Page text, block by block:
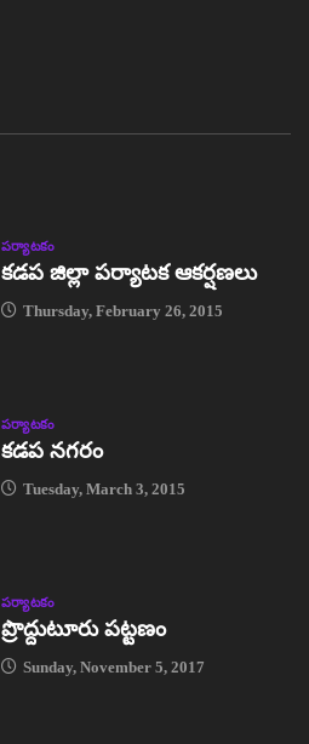
పర్యాటకం
కడప జిల్లా పర్యాటక ఆకర్షణలు
Thursday, February 26, 2015
పర్యాటకం
కడప నగరం
Tuesday, March 3, 2015
పర్యాటకం
ప్రొద్దుటూరు పట్టణం
Sunday, November 5, 2017